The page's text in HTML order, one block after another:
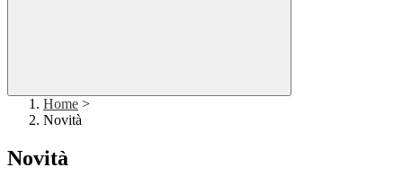
Home >
Novità
Novità